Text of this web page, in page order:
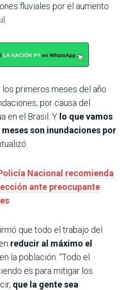
fluviales por el aumento
los primeros meses del año
por causa del
en el Brasil. Y lo que vamos
son inundaciones por
Nacional recomienda
ante preocupante
que todo el trabajo del
reducir al máximo el
en la población. “Todo el
es para mitigar los
que la gente sea